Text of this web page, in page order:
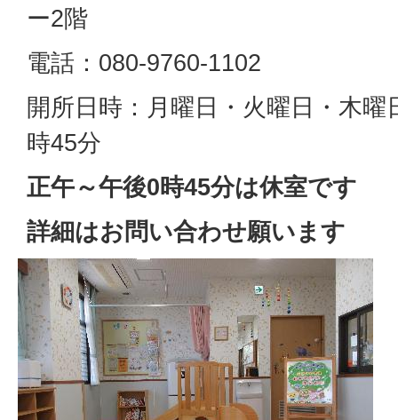
ー2階
電話：080-9760-1102
開所日時：月曜日・火曜日・木曜
時45分
正午～午後0時45分は休室です
詳細はお問い合わせ願います